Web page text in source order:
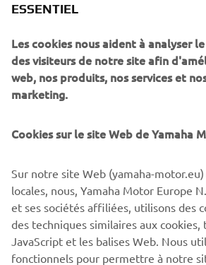
Application Yamaha MyRide -
L'application MyRide – Link est utilisée
Niken GT (MY 2023).
POUR EN SAVOIR PLUS SUR
SUR LES DIFFÉRENTS
VISIONNER DES TUTORIELS
LIEN :
ESSENTIEL
Les cookies nous aident à analyser
des visiteurs de notre site afin
web, nos produits, nos services et
marketing.
Cookies sur le site Web de Yamaha
Sur notre site Web (yamaha-
locales, nous, Yamaha Motor Europe
et ses sociétés affiliées, utilisons des
des techniques similaires aux cookies,
JavaScript et les balises Web. Nous
fonctionnels pour permettre à notre